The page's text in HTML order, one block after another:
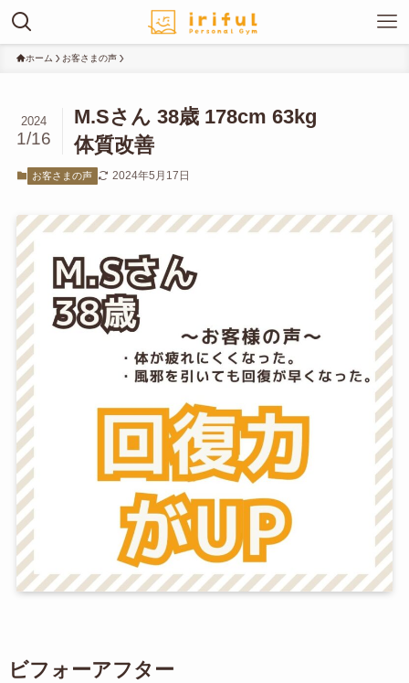
ホーム お客さまの声
M.Sさん 38歳 178cm 63kg
体質改善
2024
1/16
お客さまの声 2024年5月17日
ビフォーアフター